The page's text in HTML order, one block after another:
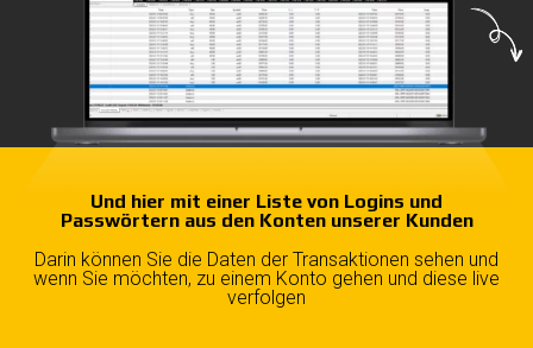
Und hier mit einer Liste von Logins und
Passwörtern aus den Konten unserer Kunden
Darin können Sie die Daten der Transaktionen sehen und
wenn Sie möchten, zu einem Konto gehen und diese live
verfolgen